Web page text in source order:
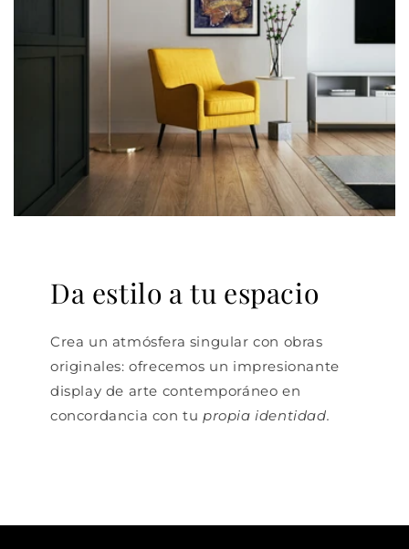
Da estilo a tu espacio
Crea un atmósfera singular con obras
originales: ofrecemos un impresionante
display de arte contemporáneo en
concordancia con tu propia identidad.